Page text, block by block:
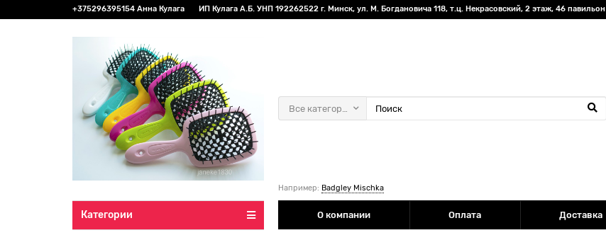
+375296395154 Анна Кулага ИП Кулага А.Б. УНП 192262522 г. Минск, ул. М. Богдановича 118, т.ц. Некрасовский, 2 этаж, 46 павильон
Все категории
Например: Badgley Mischka
Категории О компании Оплата Доставка